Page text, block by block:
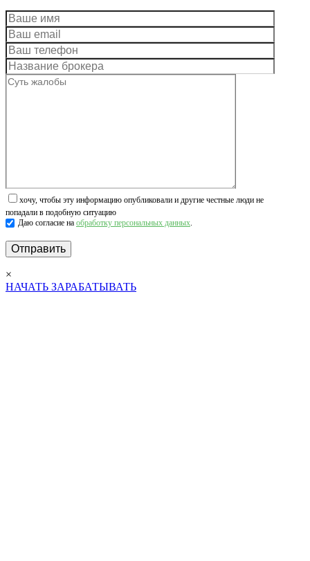
хочу, чтобы эту информацию опубликовали и другие честные люди не
попадали в подобную ситуацию
Даю согласие на обработку персональных данных.
×
НАЧАТЬ ЗАРАБАТЫВАТЬ